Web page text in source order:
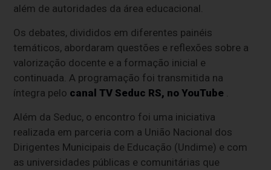
além de autoridades da área educacional.
Os debates, divididos em diferentes painéis
temáticos, abordaram questões e reflexões sobre a
valorização docente e a formação inicial e
continuada. A programação foi transmitida na
íntegra pelo canal TV Seduc RS, no YouTube
Além da Seduc, o encontro foi uma iniciativa
realizada em parceria com a União Nacional dos
Dirigentes Municipais de Educação (Undime) e com
as universidades públicas e comunitárias que